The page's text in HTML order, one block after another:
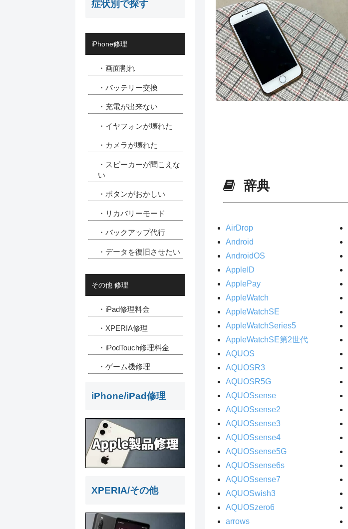
辞典
AirDrop
Android
AndroidOS
AppleID
ApplePay
AppleWatch
AppleWatchSE
AppleWatchSeries5
AppleWatchSE第2世代
AQUOS
AQUOSR3
AQUOSR5G
AQUOSsense
AQUOSsense2
AQUOSsense3
AQUOSsense4
AQUOSsense5G
AQUOSsense6s
AQUOSsense7
AQUOSwish3
AQUOSzero6
arrows
症状別で探す
iPhone修理
・画面割れ
・バッテリー交換
・充電が出来ない
・イヤフォンが壊れた
・カメラが壊れた
・スピーカーが聞こえな
い
・ボタンがおかしい
・リカバリーモード
・バックアップ代行
・データを復旧させたい
その他 修理
・iPad修理料金
・XPERIA修理
・iPodTouch修理料金
・ゲーム機修理
iPhone/iPad修理
XPERIA/その他